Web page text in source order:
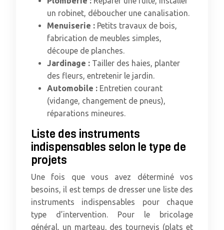
un robinet, déboucher une canalisation.
Menuiserie : Petits travaux de bois,
fabrication de meubles simples,
découpe de planches.
Jardinage : Tailler des haies, planter
des fleurs, entretenir le jardin.
Automobile : Entretien courant
(vidange, changement de pneus),
réparations mineures.
Liste des instruments
indispensables selon le type de
projets
Une fois que vous avez déterminé vos
besoins, il est temps de dresser une liste des
instruments indispensables pour chaque
type d’intervention. Pour le bricolage
général, un marteau, des tournevis (plats et